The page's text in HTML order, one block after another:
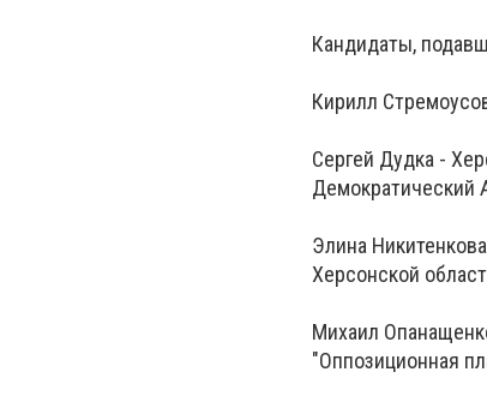
Кандидаты,
Кирилл
Сергей Дудка -
Демократический
Элина
Херсонской
Михаил
"Оппозиционная